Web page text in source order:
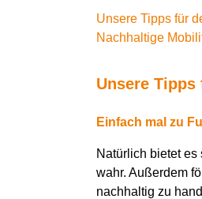
Unsere Tipps für
Nachhaltige
Unsere
Einfach mal zu
Natürlich bietet
wahr. Außerdem
nachhaltig zu